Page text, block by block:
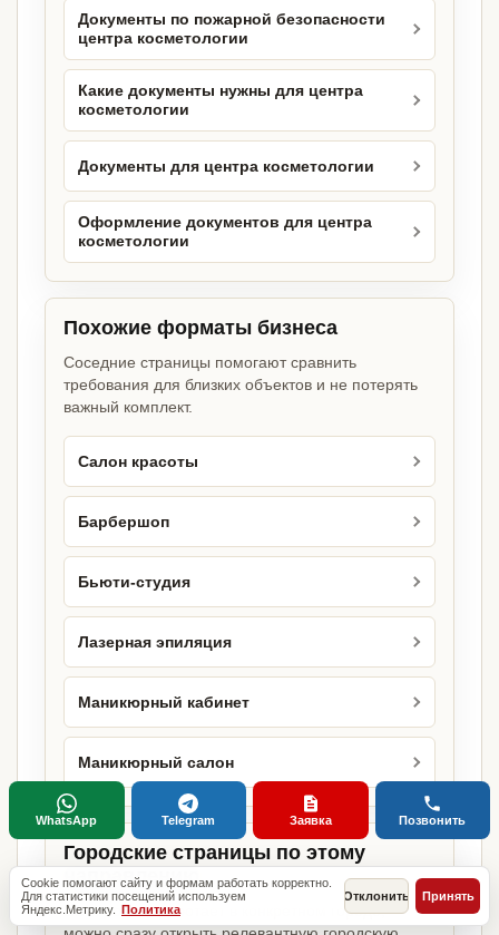
Документы по пожарной безопасности
центра косметологии
Какие документы нужны для центра
косметологии
Документы для центра косметологии
Оформление документов для центра
косметологии
Похожие форматы бизнеса
Соседние страницы помогают сравнить
требования для близких объектов и не потерять
важный комплект.
Салон красоты
Барбершоп
Бьюти-студия
Лазерная эпиляция
Маникюрный кабинет
Маникюрный салон
Городские страницы по этому
направлению
Если объект работает в конкретном городе,
Cookie помогают сайту и формам работать корректно.
Для статистики посещений используем
Яндекс.Метрику. Политика
Отклонить Принять
WhatsApp Telegram Заявка Позвонить